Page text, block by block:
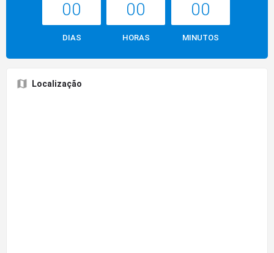
00
DIAS
00
HORAS
00
MINUTOS
Localização